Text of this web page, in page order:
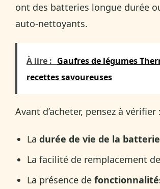
ont des batteries longue durée
auto-nettoyants.
À lire : Gaufres de légumes
recettes savoureuses
Avant d’acheter, pensez à vérifier :
Ladurée de vie de la batterie
La facilité de remplacement
La présence de